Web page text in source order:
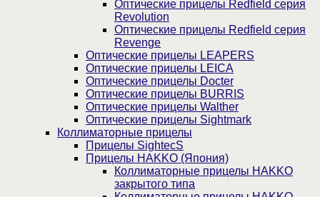
Оптические прицелы Redfield серия
Revolution
Оптические прицелы Redfield серия
Revenge
Оптические прицелы LEAPERS
Оптические прицелы LEICA
Оптические прицелы Docter
Оптические прицелы BURRIS
Оптические прицелы Walther
Оптические прицелы Sightmark
Коллиматорные прицелы
Прицелы SightecS
Прицелы HAKKO (Япония)
Коллиматорные прицелы HAKKO
закрытого типа